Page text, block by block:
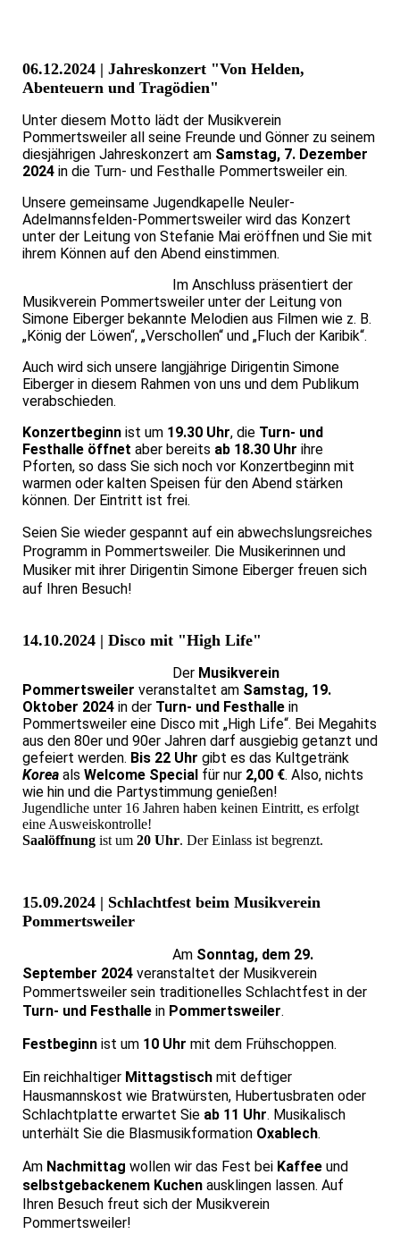
06.12.2024 | Jahreskonzert "Von Helden,
Abenteuern und Tragödien"
Unter diesem Motto lädt der Musikverein
Pommertsweiler all seine Freunde und Gönner zu seinem
diesjährigen Jahreskonzert am Samstag, 7. Dezember
2024 in die Turn- und Festhalle Pommertsweiler ein.
Unsere gemeinsame Jugendkapelle Neuler-
Adelmannsfelden-Pommertsweiler wird das Konzert
unter der Leitung von Stefanie Mai eröffnen und Sie mit
ihrem Können auf den Abend einstimmen.
Im Anschluss präsentiert der
Musikverein Pommertsweiler unter der Leitung von
Simone Eiberger bekannte Melodien aus Filmen wie z. B.
„König der Löwen“, „Verschollen“ und „Fluch der Karibik“.
Auch wird sich unsere langjährige Dirigentin Simone
Eiberger in diesem Rahmen von uns und dem Publikum
verabschieden.
Konzertbeginn ist um 19.30 Uhr, die Turn- und
Festhalle öffnet aber bereits ab 18.30 Uhr ihre
Pforten, so dass Sie sich noch vor Konzertbeginn mit
warmen oder kalten Speisen für den Abend stärken
können. Der Eintritt ist frei.
Seien Sie wieder gespannt auf ein abwechslungsreiches
Programm in Pommertsweiler. Die Musikerinnen und
Musiker mit ihrer Dirigentin Simone Eiberger freuen sich
auf Ihren Besuch!
14.10.2024 | Disco mit "High Life"
Der Musikverein
Pommertsweiler veranstaltet am Samstag, 19.
Oktober 2024 in der Turn- und Festhalle in
Pommertsweiler eine Disco mit „High Life“. Bei Megahits
aus den 80er und 90er Jahren darf ausgiebig getanzt und
gefeiert werden. Bis 22 Uhr gibt es das Kultgetränk
Korea als Welcome Special für nur 2,00 €. Also, nichts
wie hin und die Partystimmung genießen!
Jugendliche unter 16 Jahren haben keinen Eintritt, es erfolgt
eine Ausweiskontrolle!
Saalöffnung ist um 20 Uhr. Der Einlass ist begrenzt.
15.09.2024 | Schlachtfest beim Musikverein
Pommertsweiler
Am Sonntag, dem 29.
September 2024 veranstaltet der Musikverein
Pommertsweiler sein traditionelles Schlachtfest in der
Turn- und Festhalle in Pommertsweiler.
Festbeginn ist um 10 Uhr mit dem Frühschoppen.
Ein reichhaltiger Mittagstisch mit deftiger
Hausmannskost wie Bratwürsten, Hubertusbraten oder
Schlachtplatte erwartet Sie ab 11 Uhr. Musikalisch
unterhält Sie die Blasmusikformation Oxablech.
Am Nachmittag wollen wir das Fest bei Kaffee und
selbstgebackenem Kuchen ausklingen lassen. Auf
Ihren Besuch freut sich der Musikverein
Pommertsweiler!